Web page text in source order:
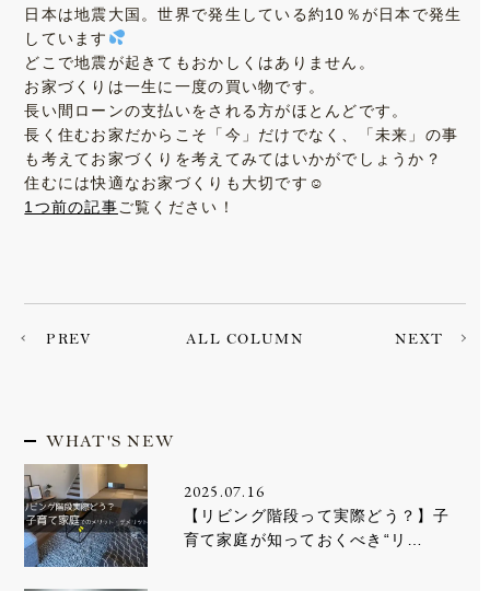
日本は地震大国。世界で発生している約10％が日本で発生
しています
どこで地震が起きてもおかしくはありません。
お家づくりは一生に一度の買い物です。
長い間ローンの支払いをされる方がほとんどです。
長く住むお家だからこそ「今」だけでなく、「未来」の事
も考えてお家づくりを考えてみてはいかがでしょうか？
住むには快適なお家づくりも大切です☺
1つ前の記事ご覧ください！
PREV ALL COLUMN NEXT
WHAT'S NEW
2025.07.16
【リビング階段って実際どう？】子
育て家庭が知っておくべき“リ…